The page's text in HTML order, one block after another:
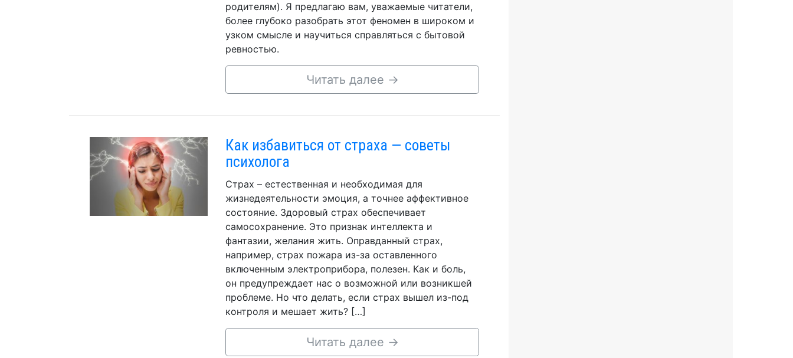
родителям). Я предлагаю вам, уважаемые читатели,
более глубоко разобрать этот феномен в широком и
узком смысле и научиться справляться с бытовой
ревностью.
Читать далее →
Как избавиться от страха — советы
психолога
Страх – естественная и необходимая для
жизнедеятельности эмоция, а точнее аффективное
состояние. Здоровый страх обеспечивает
самосохранение. Это признак интеллекта и
фантазии, желания жить. Оправданный страх,
например, страх пожара из-за оставленного
включенным электроприбора, полезен. Как и боль,
он предупреждает нас о возможной или возникшей
проблеме. Но что делать, если страх вышел из-под
контроля и мешает жить? […]
Читать далее →